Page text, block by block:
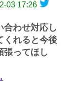
03 17:26
わせ対応し
くれると今後
張ってほし